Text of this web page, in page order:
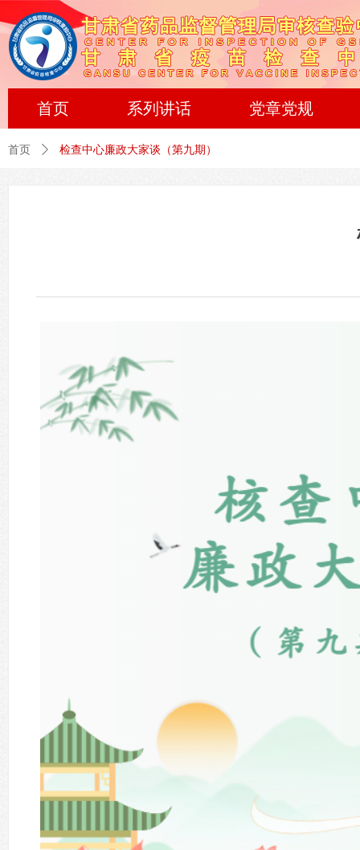
首页 系列讲话 党章党规
首页 ꄲ 检查中心廉政大家谈（第九期）